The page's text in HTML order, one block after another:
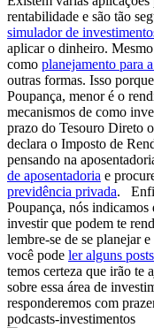
rentabilidade e são tão
simulador de
aplicar o dinheiro.
como planejamento para
outras formas. Isso
Poupança, menor é o
mecanismos de como
prazo do Tesouro Direto
declara o Imposto de
pensando na
de aposentadoria e
previdência privada.
Poupança, nós
investir que podem te
lembre-se de se planejar
você pode ler alguns
temos certeza que irão te
sobre essa área de
responderemos com
podcasts-investimentos